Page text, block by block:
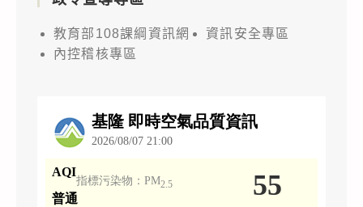
教育部108課綱資訊網
資訊安全專區
內控稽核專區